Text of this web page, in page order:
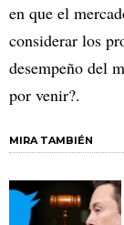
en que el
considerar los
desempeño del
por venir?.
MIRA TAMBIÉN